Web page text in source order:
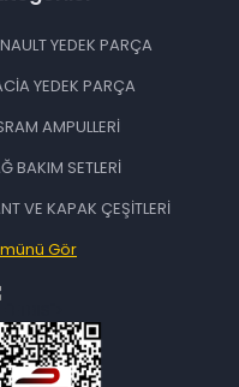
YEDEK PARÇA
YEDEK PARÇA
AMPULLERİ
BAKIM SETLERİ
VE KAPAK ÇEŞİTLERİ
Gör